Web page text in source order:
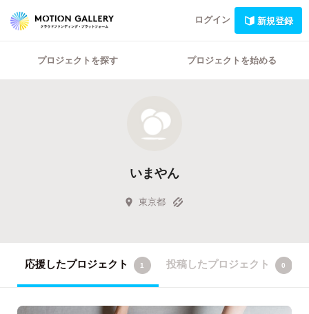
ログイン 新規登録
プロジェクトを探す プロジェクトを始める
いまやん
東京都
応援したプロジェクト 1 投稿したプロジェクト 0